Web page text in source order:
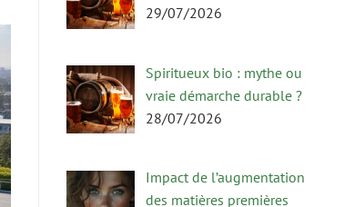
29/07/2026
Spiritueux bio : mythe ou
vraie démarche durable ?
28/07/2026
Impact de l’augmentation
des matières premières